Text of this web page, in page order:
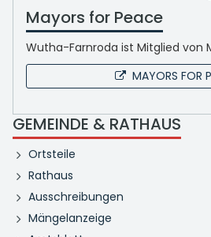
Mayors for Peace
Wutha-Farnroda ist Mitglied von
MAYORS FOR
GEMEINDE & RATHAUS
Ortsteile
Rathaus
Ausschreibungen
Mängelanzeige